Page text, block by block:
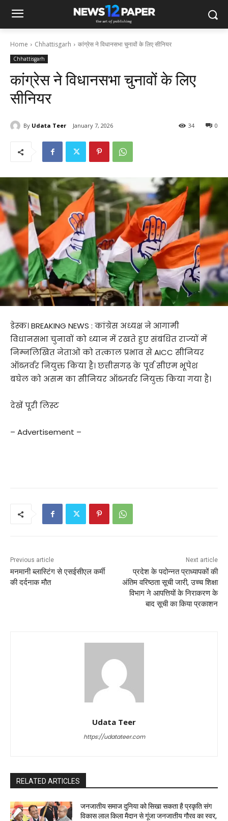
Home Chhattisgarh कांग्रेस ने विधानसभा चुनावों के लिए सीनियर
Chhattisgarh
कांग्रेस ने विधानसभा चुनावों के लिए
सीनियर
By Udata Teer January 7, 2026 0
34
डेस्क। BREAKING NEWS : कांग्रेस अध्यक्ष ने आगामी
विधानसभा चुनावों को ध्यान में रखते हुए संबंधित राज्यों में
निम्नलिखित नेताओं को तत्काल प्रभाव से AICC सीनियर
ऑब्ज़र्वर नियुक्त किया है। छत्तीसगढ़ के पूर्व सीएम भूपेश
बघेल को असम का सीनियर ऑब्ज़र्वर नियुक्त किया गया है।
देखें पूरी लिस्ट
– Advertisement –
Previous article
मनमानी ब्लास्टिंग से एसईसीएल कर्मी
की दर्दनाक मौत
Next article
प्रदेश के पदोन्नत प्राध्यापकों की
अंतिम वरिष्ठता सूची जारी, उच्च शिक्षा
विभाग ने आपत्तियों के निराकरण के
बाद सूची का किया प्रकाशन
Udata Teer
https://udatateer.com
RELATED ARTICLES
जनजातीय समाज दुनिया को सिखा सकता है प्रकृति संग
विकास लाल किला मैदान से गूंजा जनजातीय गौरव का स्वर,